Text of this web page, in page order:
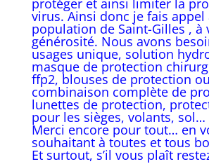
protéger et ainsi limiter la
virus. Ainsi donc je fais appel
population de Saint-Gilles , à
générosité. Nous avons
usages unique, solution
masque de protection
ffp2, blouses de protection ou
combinaison complète de
lunettes de protection,
pour les sièges, volants,
Merci encore pour tout… en
souhaitant à toutes et tous
Et surtout, s’il vous plaît